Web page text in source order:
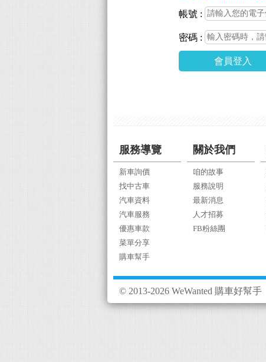
帳號 :
密碼 :
會員登入
服務導覽
新車詢價
找中古車
汽車資料
汽車服務
優惠車款
菜單分享
購車幫手
關於我們
咱的故事
服務說明
最新消息
人才招募
FB粉絲團
© 2013-2026 WeWanted 購車好幫手